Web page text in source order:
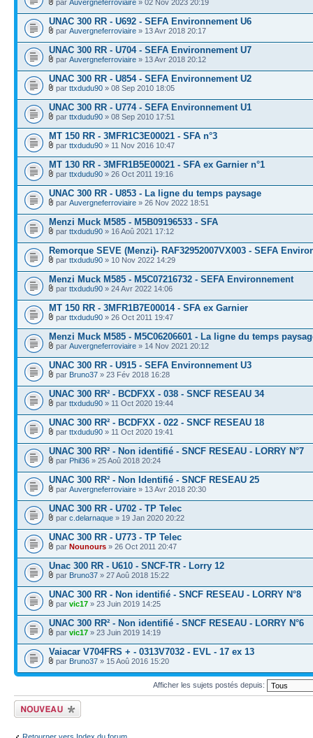
par Auvergneferroviaire » 02 Nov 2023 20:19
UNAC 300 RR - U692 - SEFA Environnement U6
par Auvergneferroviaire » 13 Avr 2018 20:17
UNAC 300 RR - U704 - SEFA Environnement U7
par Auvergneferroviaire » 13 Avr 2018 20:12
UNAC 300 RR - U854 - SEFA Environnement U2
par ttxdudu90 » 08 Sep 2010 18:05
UNAC 300 RR - U774 - SEFA Environnement U1
par ttxdudu90 » 08 Sep 2010 17:51
MT 150 RR - 3MFR1C3E00021 - SFA n°3
par ttxdudu90 » 11 Nov 2016 10:47
MT 130 RR - 3MFR1B5E00021 - SFA ex Garnier n°1
par ttxdudu90 » 26 Oct 2011 19:16
UNAC 300 RR - U853 - La ligne du temps paysage
par Auvergneferroviaire » 26 Nov 2022 18:51
Menzi Muck M585 - M5B09196533 - SFA
par ttxdudu90 » 16 Aoû 2021 17:12
Remorque SEVE (Menzi)- RAF32952007VX003 - SEFA
par ttxdudu90 » 10 Nov 2022 14:29
Menzi Muck M585 - M5C07216732 - SEFA Environnement
par ttxdudu90 » 24 Avr 2022 14:06
MT 150 RR - 3MFR1B7E00014 - SFA ex Garnier
par ttxdudu90 » 26 Oct 2011 19:47
Menzi Muck M585 - M5C06206601 - La ligne du temps
par Auvergneferroviaire » 14 Nov 2021 20:12
UNAC 300 RR - U915 - SEFA Environnement U3
par Bruno37 » 23 Fév 2018 16:28
UNAC 300 RR² - BCDFXX - 038 - SNCF RESEAU 34
par ttxdudu90 » 11 Oct 2020 19:44
UNAC 300 RR² - BCDFXX - 022 - SNCF RESEAU 18
par ttxdudu90 » 11 Oct 2020 19:41
UNAC 300 RR² - Non identifié - SNCF RESEAU - LORRY N°7
par Phil36 » 25 Aoû 2018 20:24
UNAC 300 RR² - Non Identifié - SNCF RESEAU 25
par Auvergneferroviaire » 13 Avr 2018 20:30
UNAC 300 RR - U702 - TP Telec
par c.delarnaque » 19 Jan 2020 20:22
UNAC 300 RR - U773 - TP Telec
par Nounours » 26 Oct 2011 20:47
Unac 300 RR - U610 - SNCF-TR - Lorry 12
par Bruno37 » 27 Aoû 2018 15:22
UNAC 300 RR - Non identifié - SNCF RESEAU - LORRY N°8
par vic17 » 23 Juin 2019 14:25
UNAC 300 RR² - Non identifié - SNCF RESEAU - LORRY N°6
par vic17 » 23 Juin 2019 14:19
Vaiacar V704FRS + - 0313V7032 - EVL - 17 ex 13
par Bruno37 » 15 Aoû 2016 15:20
Afficher les sujets postés depuis:
Écrire un nouveau
sujet
Retourner vers Index du forum